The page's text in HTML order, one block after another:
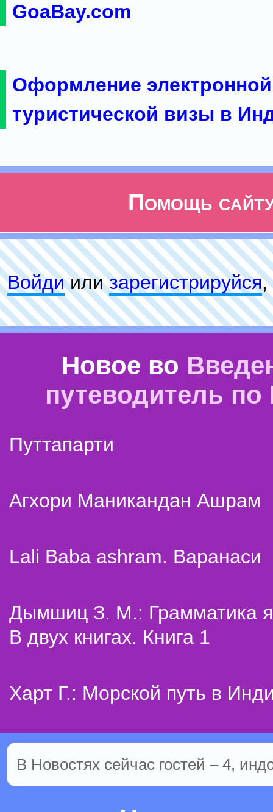
GoaBay.com
Оформление электронной
туристической визы в
Помощь
Войдиилизарeгиcтpируйся,
Новое во
путеводитель
Путтапарти
Агхори Маникандан Ашрам
Lali Baba ashram. Варанаси
Дымшиц З. М.: Грамматика
В двух книгах. Книга 1
Харт Г.: Морской путь в
В Новостях сейчас гостей – 4,